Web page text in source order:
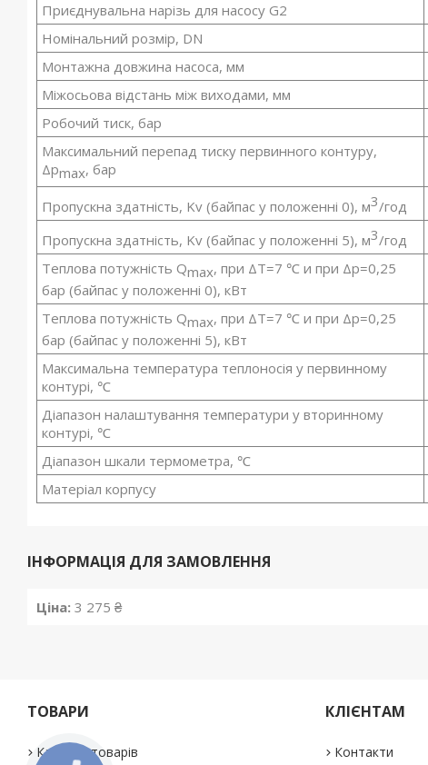
Приєднувальна нарізь для насосу G2
Номінальний розмір, DN
Монтажна довжина насоса, мм
Міжосьова відстань між виходами, мм
Робочий тиск, бар
Максимальний перепад тиску первинного контуру,
Δpmax, бар
Пропускна здатність, Kv (байпас у положенні 0), м3/год
Пропускна здатність, Kv (байпас у положенні 5), м3/год
Теплова потужність Qmax, при ΔТ=7 ℃ и при Δр=0,25
бар (байпас у положенні 0), кВт
Теплова потужність Qmax, при ΔТ=7 ℃ и при Δр=0,25
бар (байпас у положенні 5), кВт
Максимальна температура теплоносія у первинному
контурі, ℃
Діапазон налаштування температури у вторинному
контурі, ℃
Діапазон шкали термометра, ℃
Матеріал корпусу
ІНФОРМАЦІЯ ДЛЯ ЗАМОВЛЕННЯ
Ціна: 3 275 ₴
ТОВАРИ
Каталог товарів
КЛІЄНТАМ
Контакти